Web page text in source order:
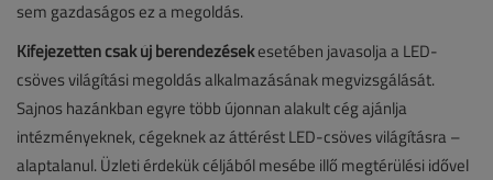
sem gazdaságos ez a megoldás.
Kifejezetten csak új berendezésekesetében javasolja a LED-
csöves világítási megoldás alkalmazásának megvizsgálását.
Sajnos hazánkban egyre több újonnan alakult cég ajánlja
intézményeknek, cégeknek az áttérést LED-csöves világításra –
alaptalanul. Üzleti érdekük céljából mesébe illő megtérülési idővel